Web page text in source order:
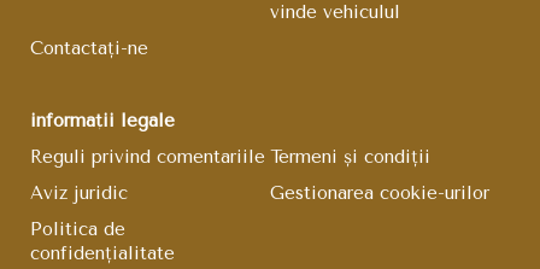
vinde vehiculul
Contactați-ne
informații legale
Reguli privind comentariile Termeni și condiții
Aviz juridic
Gestionarea cookie-urilor
Politica de
confidențialitate